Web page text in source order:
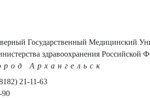
Государственный Медицинский
здравоохранения Российской
Архангельск
21-11-63
90